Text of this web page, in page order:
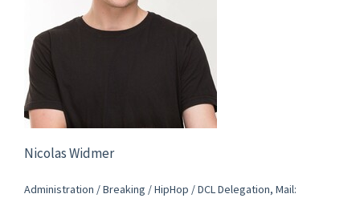
Nicolas Widmer
Administration / Breaking / HipHop / DCL Delegation, Mail: